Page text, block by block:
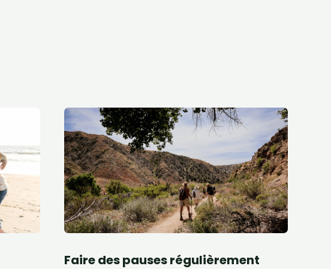
Faire des pauses régulièrement